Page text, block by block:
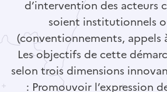
d’intervention des acteurs
soient institutionnels
(conventionnements, appels
Les objectifs de cette
selon trois dimensions
: Promouvoir l’expression